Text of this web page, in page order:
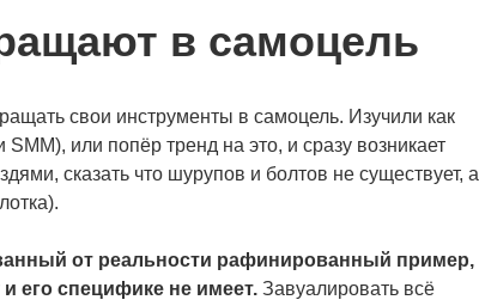
в самоцель
свои инструменты в самоцель. Изучили как
или попёр тренд на это, и сразу возникает
сказать что шурупов и болтов не существует, а
от реальности рафинированный пример,
его специфике не имеет. Завуалировать всё